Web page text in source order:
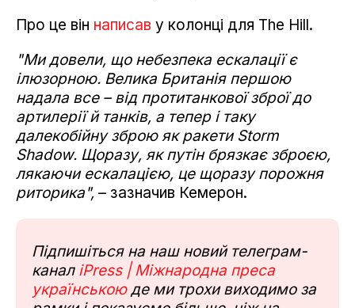
Про це він написав у колонці для The Hill.
"Ми довели, що небезпека ескалації є
ілюзорною. Велика Британія першою
надала все – від протитанкової зброї до
артилерії й танків, а тепер і таку
далекобійну зброю як ракети Storm
Shadow. Щоразу, як путін брязкає зброєю,
лякаючи ескалацією, це щоразу порожня
риторика", – зазначив Кемерон.
Підпишіться на наш новий телеграм-
канал iPress | Міжнародна преса
українськоюде ми трохи виходимо за